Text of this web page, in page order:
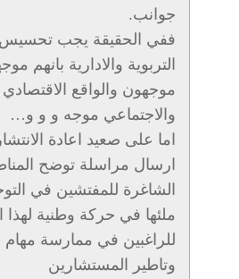
جوانب.
ففي الحقيقة يجب تحسيس
التربوية والادارية بانهم
موجهون والواقع الاقتصادي
والاجتماعي موجه و و و…
اما على صعيد اعادة
ارسال مراسلة توضح
الشاغرة للمفتشين في
ملئها في حركة وطنية
للراغبين في ممارسة مهام
وتاطير المستشارين